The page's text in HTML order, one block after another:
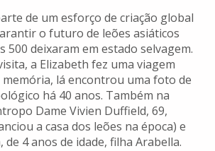
de um esforço de criação global
o futuro de leões asiáticos
500 deixaram em estado selvagem.
a Elizabeth fez uma viagem
memória, lá encontrou uma foto de
há 40 anos. Também na
Dame Vivien Duffield, 69,
a casa dos leões na época) e
de 4 anos de idade, filha Arabella.